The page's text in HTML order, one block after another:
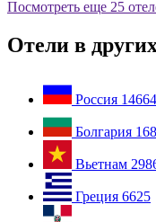
Посмотреть еще 25
Отели в
Россия 14664
Болгария
Вьетнам
Греция 6625